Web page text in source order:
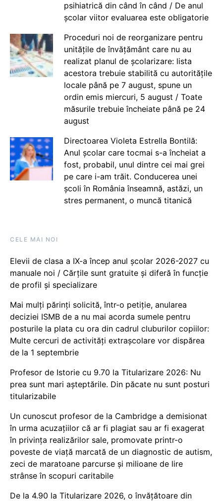
psihiatrică din când în când / De anul
școlar viitor evaluarea este obligatorie
Proceduri noi de reorganizare pentru
unitățile de învățământ care nu au
realizat planul de școlarizare: lista
acestora trebuie stabilită cu autoritățile
locale până pe 7 august, spune un
ordin emis miercuri, 5 august / Toate
măsurile trebuie încheiate până pe 24
august
Directoarea Violeta Estrella Bontilă:
Anul școlar care tocmai s-a încheiat a
fost, probabil, unul dintre cei mai grei
pe care i-am trăit. Conducerea unei
școli în România înseamnă, astăzi, un
stres permanent, o muncă titanică
CELE MAI NOI
Elevii de clasa a IX-a încep anul școlar 2026-2027 cu
manuale noi / Cărțile sunt gratuite și diferă în funcție
de profil și specializare
Mai mulți părinți solicită, într-o petiție, anularea
deciziei ISMB de a nu mai acorda sumele pentru
posturile la plata cu ora din cadrul cluburilor copiilor:
Multe cercuri de activități extrașcolare vor dispărea
de la 1 septembrie
Profesor de Istorie cu 9.70 la Titularizare 2026: Nu
prea sunt mari așteptările. Din păcate nu sunt posturi
titularizabile
Un cunoscut profesor de la Cambridge a demisionat
în urma acuzațiilor că ar fi plagiat sau ar fi exagerat
în privința realizărilor sale, promovate printr-o
poveste de viață marcată de un diagnostic de autism,
zeci de maratoane parcurse și milioane de lire
strânse în scopuri caritabile
De la 4.90 la Titularizare 2026, o învățătoare din